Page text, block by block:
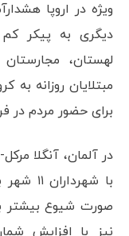
ویژه در اروپا
دیگری به پیکر
لهستان،
مبتلایان روزانه به
برای حضور مردم در
در آلمان، آنگلا
با
صورت شیوع بیشتر
نیز با افزایش